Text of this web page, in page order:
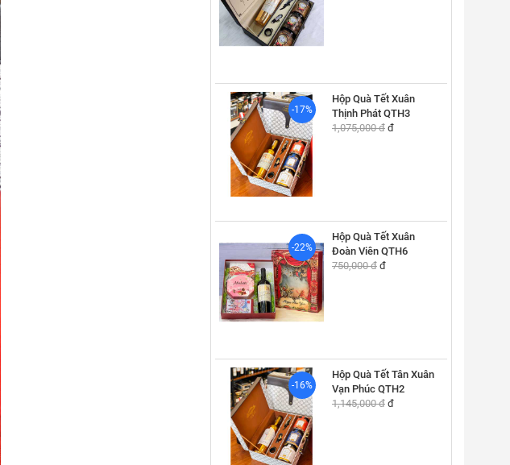
-17%
Hộp Quà Tết Xuân
Thịnh Phát QTH3
1,075,000 đ đ
-22%
Hộp Quà Tết Xuân
Đoàn Viên QTH6
750,000 đ đ
-16%
Hộp Quà Tết Tân Xuân
Vạn Phúc QTH2
1,145,000 đ đ